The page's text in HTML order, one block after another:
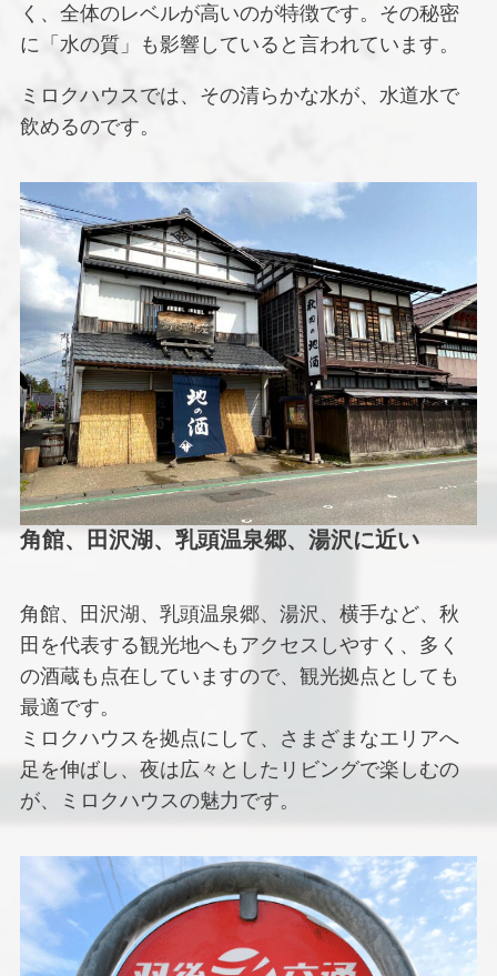
く、全体のレベルが高いのが特徴です。その秘密
に「水の質」も影響していると言われています。
ミロクハウスでは、その清らかな水が、水道水で
飲めるのです。
角館、田沢湖、乳頭温泉郷、湯沢に近い
角館、田沢湖、乳頭温泉郷、湯沢、横手など、秋
田を代表する観光地へもアクセスしやすく、多く
の酒蔵も点在していますので、観光拠点としても
最適です。
ミロクハウスを拠点にして、さまざまなエリアへ
足を伸ばし、夜は広々としたリビングで楽しむの
が、ミロクハウスの魅力です。